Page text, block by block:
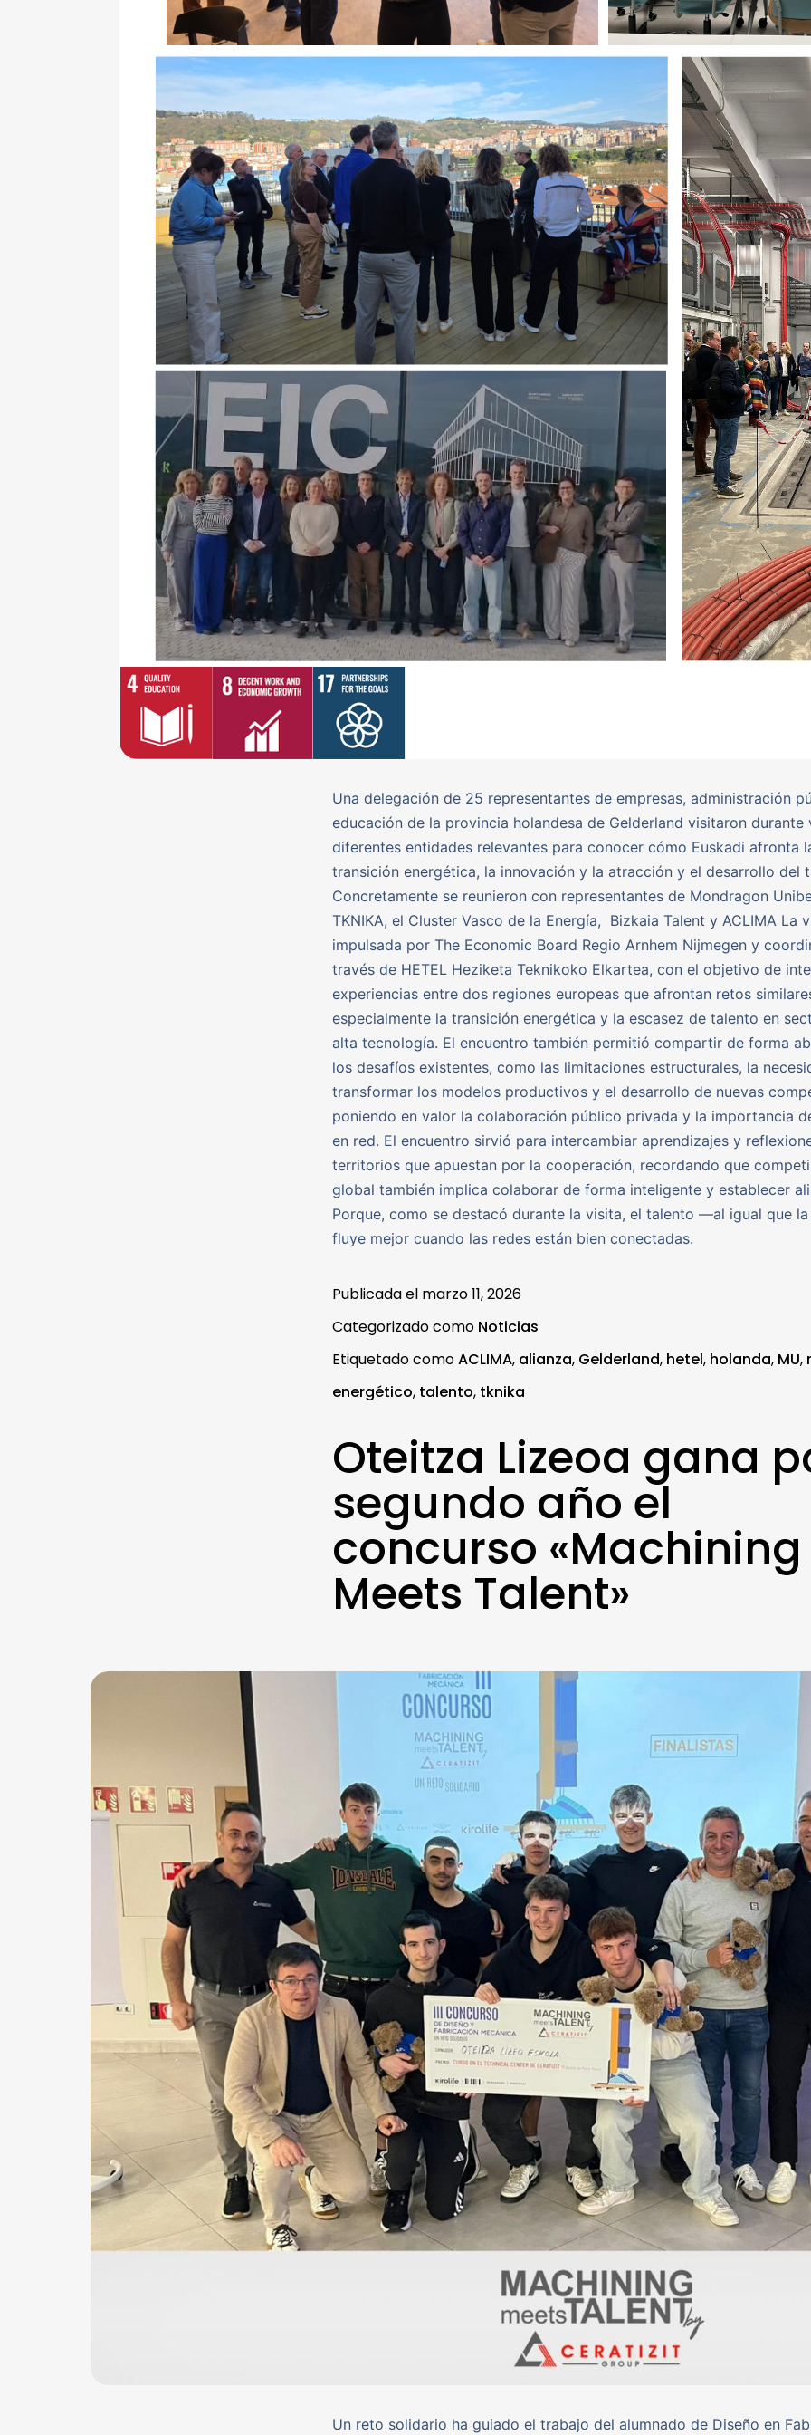
Una delegación de 25 representantes de empresas, administración
educación de la provincia holandesa de Gelderland visitaron durante
diferentes entidades relevantes para conocer cómo Euskadi afronta
transición energética, la innovación y la atracción y el desarrollo del
Concretamente se reunieron con representantes de Mondragon
TKNIKA, el Cluster Vasco de la Energía, Bizkaia Talent y ACLIMA La
impulsada por The Economic Board Regio Arnhem Nijmegen y
través de HETEL Heziketa Teknikoko Elkartea, con el objetivo de
experiencias entre dos regiones europeas que afrontan retos
especialmente la transición energética y la escasez de talento en
alta tecnología. El encuentro también permitió compartir de forma
los desafíos existentes, como las limitaciones estructurales, la
transformar los modelos productivos y el desarrollo de nuevas
poniendo en valor la colaboración público privada y la importancia
en red. El encuentro sirvió para intercambiar aprendizajes y
territorios que apuestan por la cooperación, recordando que
global también implica colaborar de forma inteligente y establecer
Porque, como se destacó durante la visita, el talento —al igual que
fluye mejor cuando las redes están bien conectadas.
Publicada el marzo 11, 2026
Categorizado como Noticias
Etiquetado comoACLIMA, alianza, Gelderland, hetel, holanda, MU,
energético, talento, tknika
Oteitza Lizeoa gana
segundo año el
concurso «Machining
Meets Talent»
Un reto solidario ha guiado el trabajo del alumnado de Diseño en